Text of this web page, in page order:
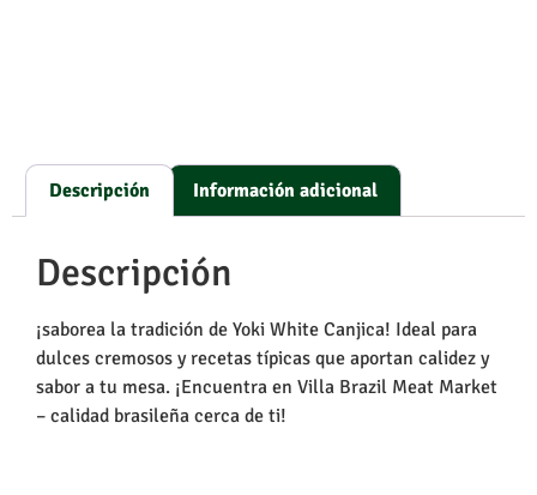
Descripción Información adicional
Descripción
¡saborea la tradición de Yoki White Canjica! Ideal para
dulces cremosos y recetas típicas que aportan calidez y
sabor a tu mesa. ¡Encuentra en Villa Brazil Meat Market
– calidad brasileña cerca de ti!